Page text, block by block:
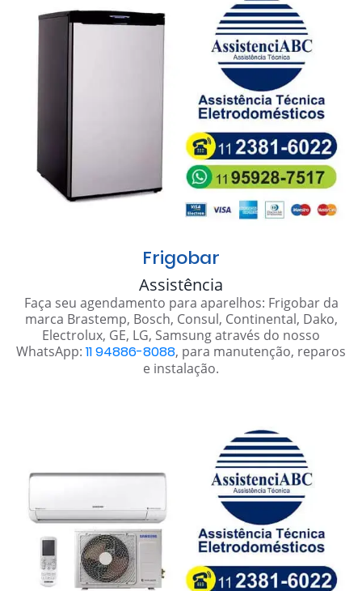
Frigobar
Assistência
Faça seu agendamento para aparelhos: Frigobar da
marca Brastemp, Bosch, Consul, Continental, Dako,
Electrolux, GE, LG, Samsung através do nosso
WhatsApp: 11 94886-8088, para manutenção, reparos
e instalação.